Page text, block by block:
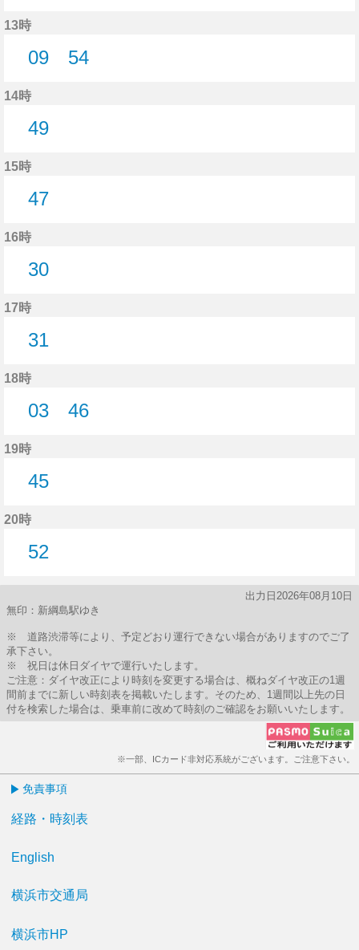
13時
09
54
14時
49
15時
47
16時
30
17時
31
18時
03
46
19時
45
20時
52
出力日2026年08月10日
無印：新綱島駅ゆき
※ 道路渋滞等により、予定どおり運行できない場合がありますのでご了
承下さい。
※ 祝日は休日ダイヤで運行いたします。
ご注意：ダイヤ改正により時刻を変更する場合は、概ねダイヤ改正の1週
間前までに新しい時刻表を掲載いたします。そのため、1週間以上先の日
付を検索した場合は、乗車前に改めて時刻のご確認をお願いいたします。
※一部、ICカード非対応系統がございます。ご注意下さい。
免責事項
経路・時刻表
English
横浜市交通局
横浜市HP